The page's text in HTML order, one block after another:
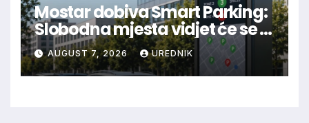
Mostar dobiva Smart Parking:
Slobodna mjesta vidjet će se u
aplikaciji
AUGUST 7, 2026 UREDNIK